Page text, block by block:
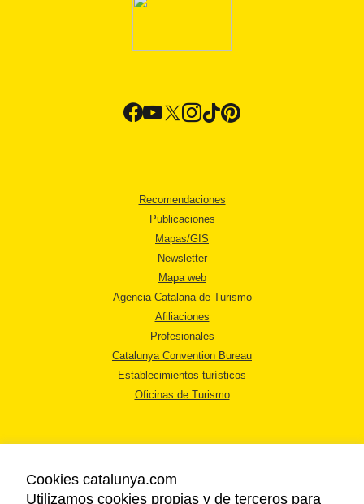
Recomendaciones
Publicaciones
Mapas/GIS
Newsletter
Mapa web
Agencia Catalana de Turismo
Afiliaciones
Profesionales
Catalunya Convention Bureau
Establecimientos turísticos
Oficinas de Turismo
Cookies catalunya.com
Utilizamos cookies propias y de terceros para